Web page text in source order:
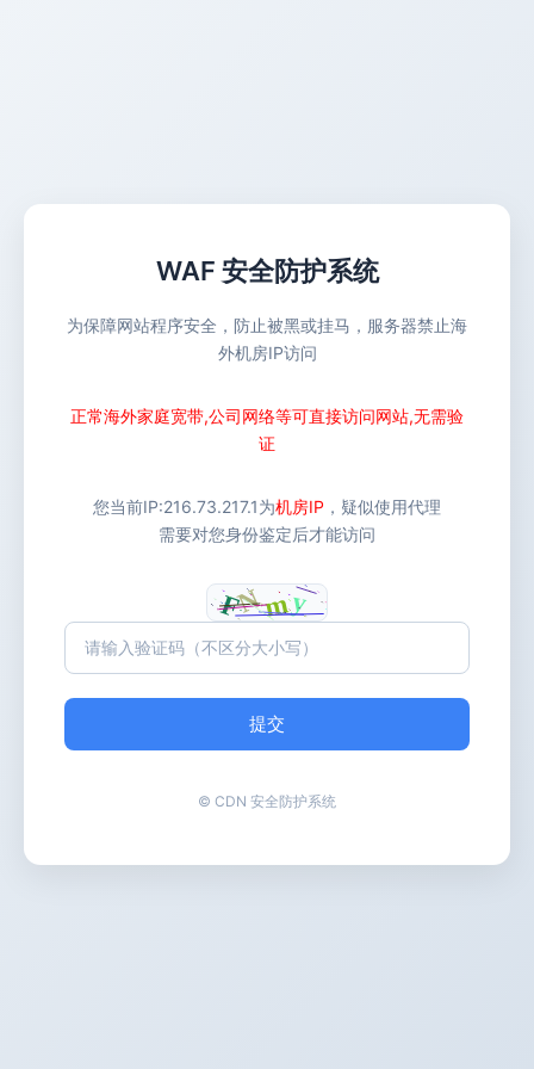
WAF 安全防护系统
为保障网站程序安全，防止被黑或挂马，服务器禁止海
外机房IP访问
正常海外家庭宽带,公司网络等可直接访问网站,无需验
证
您当前IP:216.73.217.1为机房IP ，疑似使用代理
需要对您身份鉴定后才能访问
提交
© CDN 安全防护系统